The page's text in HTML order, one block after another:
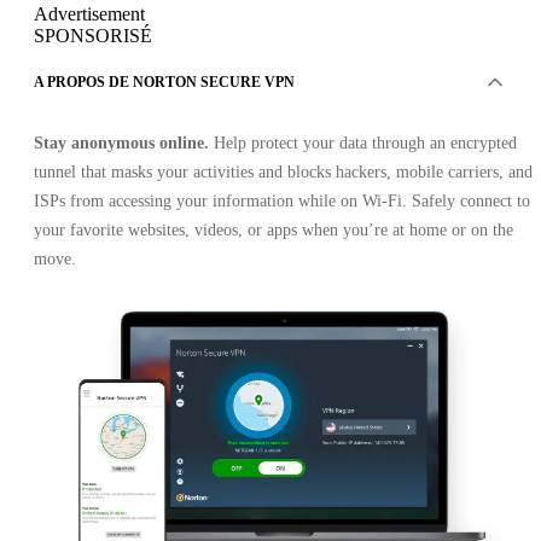
Advertisement
SPONSORISÉ
A PROPOS DE NORTON SECURE VPN
Stay anonymous online. Help protect your data through an encrypted
tunnel that masks your activities and blocks hackers, mobile carriers, and
ISPs from accessing your information while on Wi-Fi. Safely connect to
your favorite websites, videos, or apps when you’re at home or on the
move.